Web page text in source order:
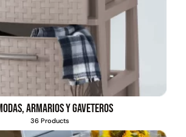
armarios y gaveteros
36 Products